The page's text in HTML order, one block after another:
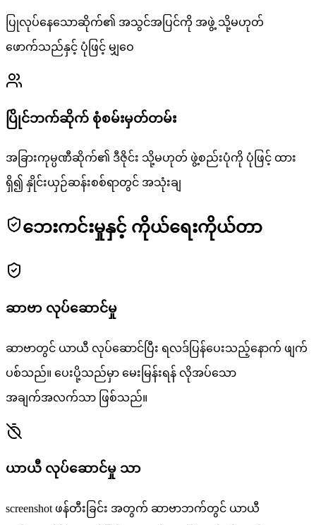
ပြုလုပ်နေသောဆိုက်၏ အသွင်အပြင်ကို အဖွဲ့ သို့မဟုတ်
ဖောက်သည်နှင့် ပုံဖြင့် မျှဝေ
ပြိုင်ဘက်ဆိုက် စုံစမ်းမှတ်တမ်း
အခြားကုမ္ပဏီဆိုက်၏ ဒီဇိုင်း သို့မဟုတ် ဖွဲ့စည်းပုံကို ပုံဖြင့် ထား
ရှိ၍ နှိုင်းယှဉ်ဆန်းစစ်ရာတွင် အသုံးချ
ဘေးကင်းမှုနှင့် ကိုယ်ရေးကိုယ်တာ
ဆာဗာ လုပ်ဆောင်မှု
ဆာဗာတွင် ယာယီ လုပ်ဆောင်ပြီး ရလဒ်ပြန်ပေးသည့်နောက် ဖျက်
ပစ်သည်။ ပေးပို့သည်မှာ မေးမြန်းရန် လိုအပ်သော
အချက်အလက်သာ ဖြစ်သည်။
ယာယီ လုပ်ဆောင်မှု သာ
screenshot ဖန်တီးခြင်း အတွက် ဆာဗာဘက်တွင် ယာယီ